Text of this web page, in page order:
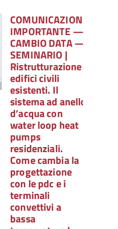
COMUNICAZIONE
IMPORTANTE —
CAMBIO DATA —
SEMINARIO |
Ristrutturazione
edifici civili
esistenti. Il
sistema ad anello
d’acqua con
water loop heat
pumps
residenziali.
Come cambia la
progettazione
con le pdc e i
terminali
convettivi a
bassa